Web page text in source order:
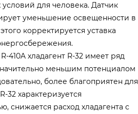
для человека. Датчик
уменьшение освещенности в
корректируется уставка
410A хладагент R-32 имеет ряд
меньшим потенциалом
более благоприятен для
характеризуется
снижается расход хладагента с